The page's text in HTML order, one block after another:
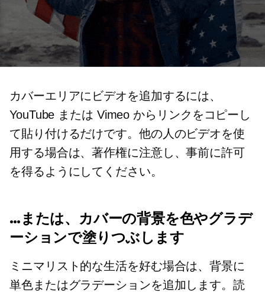
カバーエリアにビデオを追加するには、
YouTube または Vimeo からリンクをコピーし
て貼り付けるだけです。他の人のビデオを使
用する場合は、著作権に注意し、事前に許可
を得るようにしてください。
…または、カバーの背景を色やグラデ
ーションで塗りつぶします
ミニマリスト的な生活を好む場合は、背景に
単色またはグラデーションを追加します。読